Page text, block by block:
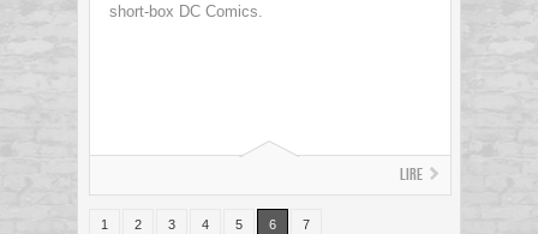
short-box DC Comics.
Lire
1 2 3 4 5 6 7